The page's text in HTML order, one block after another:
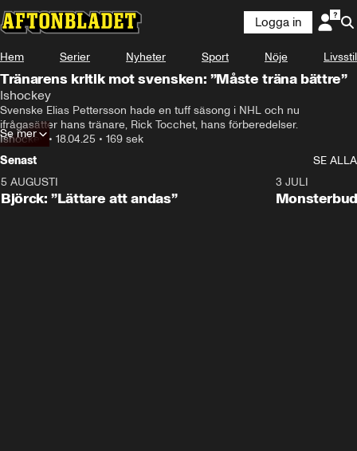
Logga in
Hem Serier Nyheter Sport Nöje Livsstil
Tränarens kritik mot svensken: ”Måste träna bättre”
Ishockey
Svenske Elias Pettersson hade en tuff säsong i NHL och nu
ifrågasätter hans tränare, Rick Tocchet, hans förberedelser.
Ishockey• 18.04.25 • 169 sek
Se mer
Senast
SE ALLA
5 AUGUSTI
Björck: ”Lättare att andas”
3 JULI